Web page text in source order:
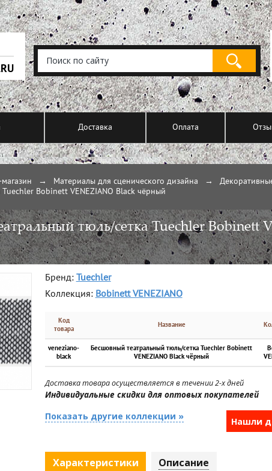
Доставка Оплата
→ Материалы для сценического дизайна →
Tuechler Bobinett VENEZIANO Black чёрный
тюль/сетка Tuechler Bobinett
Бренд:
Tuechler
Коллекция: Bobinett VENEZIANO
Код
товара
Название
veneziano-
black
Бесшовный театральный тюль/сетка Tuechler Bobinett
VENEZIANO Black чёрный
Доставка товара осуществляется в течении 2-х дней
Индивидуальные скидки для оптовых покупателей
Показать другие коллекции » Нашли
Характеристики Описание